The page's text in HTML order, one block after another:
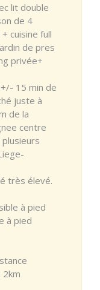
lit double
de 4
cuisine full
de pres
privée+
15 min de
juste à
de la
centre
très élevé.
à pied
à pied
2km